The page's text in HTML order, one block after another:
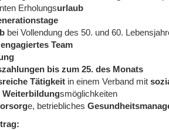
Erholungsurlaub
bei Vollendung des 50. und 60.
engagiertes Team
bis zum 25. des Monats
Tätigkeitin einem Verband mit
Weiterbildungsmöglichkeiten
e, betriebliches